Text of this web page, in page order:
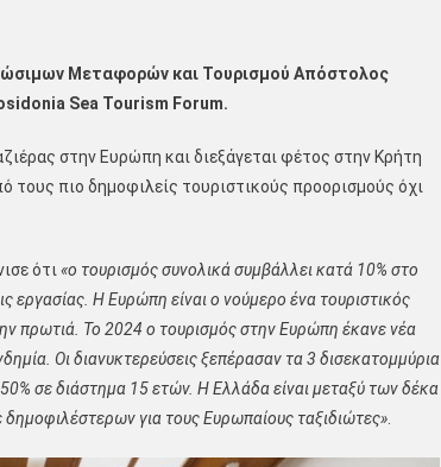
Μεταφορών και Τουρισμού Απόστολος
Sea Tourism Forum.
στην Ευρώπη και διεξάγεται φέτος στην Κρήτη
τους πιο δημοφιλείς τουριστικούς προορισμούς όχι
ότι «ο τουρισμός συνολικά συμβάλλει κατά 10% στο
εργασίας. Η Ευρώπη είναι ο νούμερο ένα τουριστικός
πρωτιά. Το 2024 ο τουρισμός στην Ευρώπη έκανε νέα
. Οι διανυκτερεύσεις ξεπέρασαν τα 3 δισεκατομμύρια
σε διάστημα 15 ετών. Η Ελλάδα είναι μεταξύ των δέκα
για τους Ευρωπαίους ταξιδιώτες»